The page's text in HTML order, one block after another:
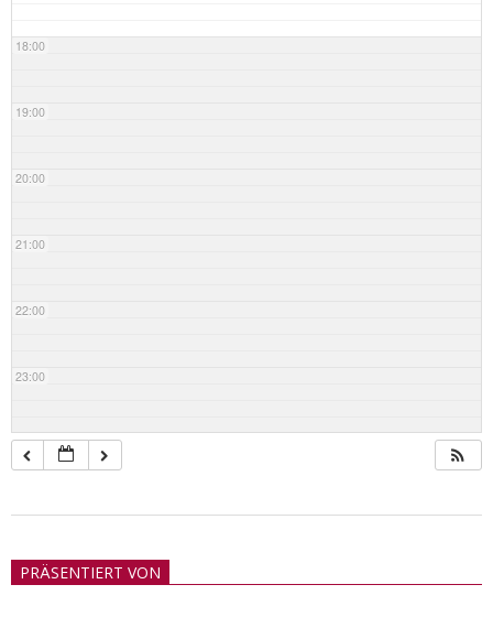
18:00
19:00
20:00
21:00
22:00
23:00
21PRÄSENTIERT VON